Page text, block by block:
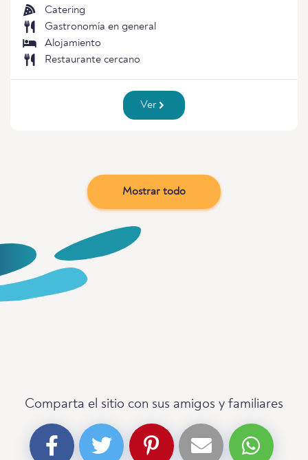
Catering
Gastronomía en general
Alojamiento
Restaurante cercano
Ver
Mostrar todo
Comparta el sitio con sus amigos y familiares